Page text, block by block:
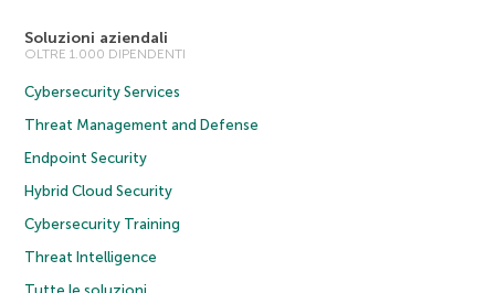
Soluzioni aziendali
OLTRE 1.000 DIPENDENTI
Cybersecurity Services
Threat Management and Defense
Endpoint Security
Hybrid Cloud Security
Cybersecurity Training
Threat Intelligence